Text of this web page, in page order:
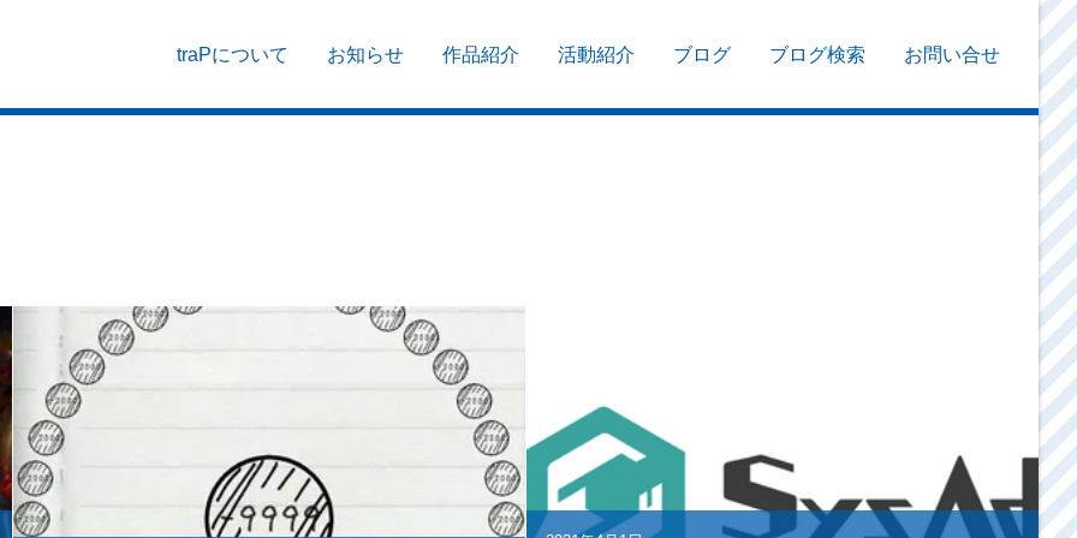
traPについて お知らせ 作品紹介 活動紹介 ブログ ブログ検索 お問い合せ